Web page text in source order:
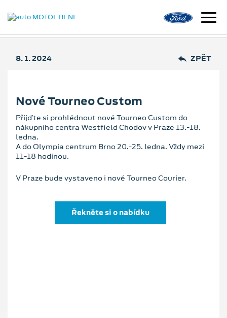
8. 1. 2024 ZPĚT
Nové Tourneo Custom
Přijďte si prohlédnout nové Tourneo Custom do
nákupního centra Westfield Chodov v Praze 13.-18.
ledna.
A do Olympia centrum Brno 20.-25. ledna. Vždy mezi
11-18 hodinou.
V Praze bude vystaveno i nové Tourneo Courier.
Řekněte si o nabídku